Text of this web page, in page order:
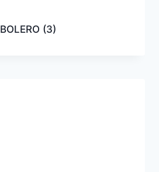
BOLERO (3)